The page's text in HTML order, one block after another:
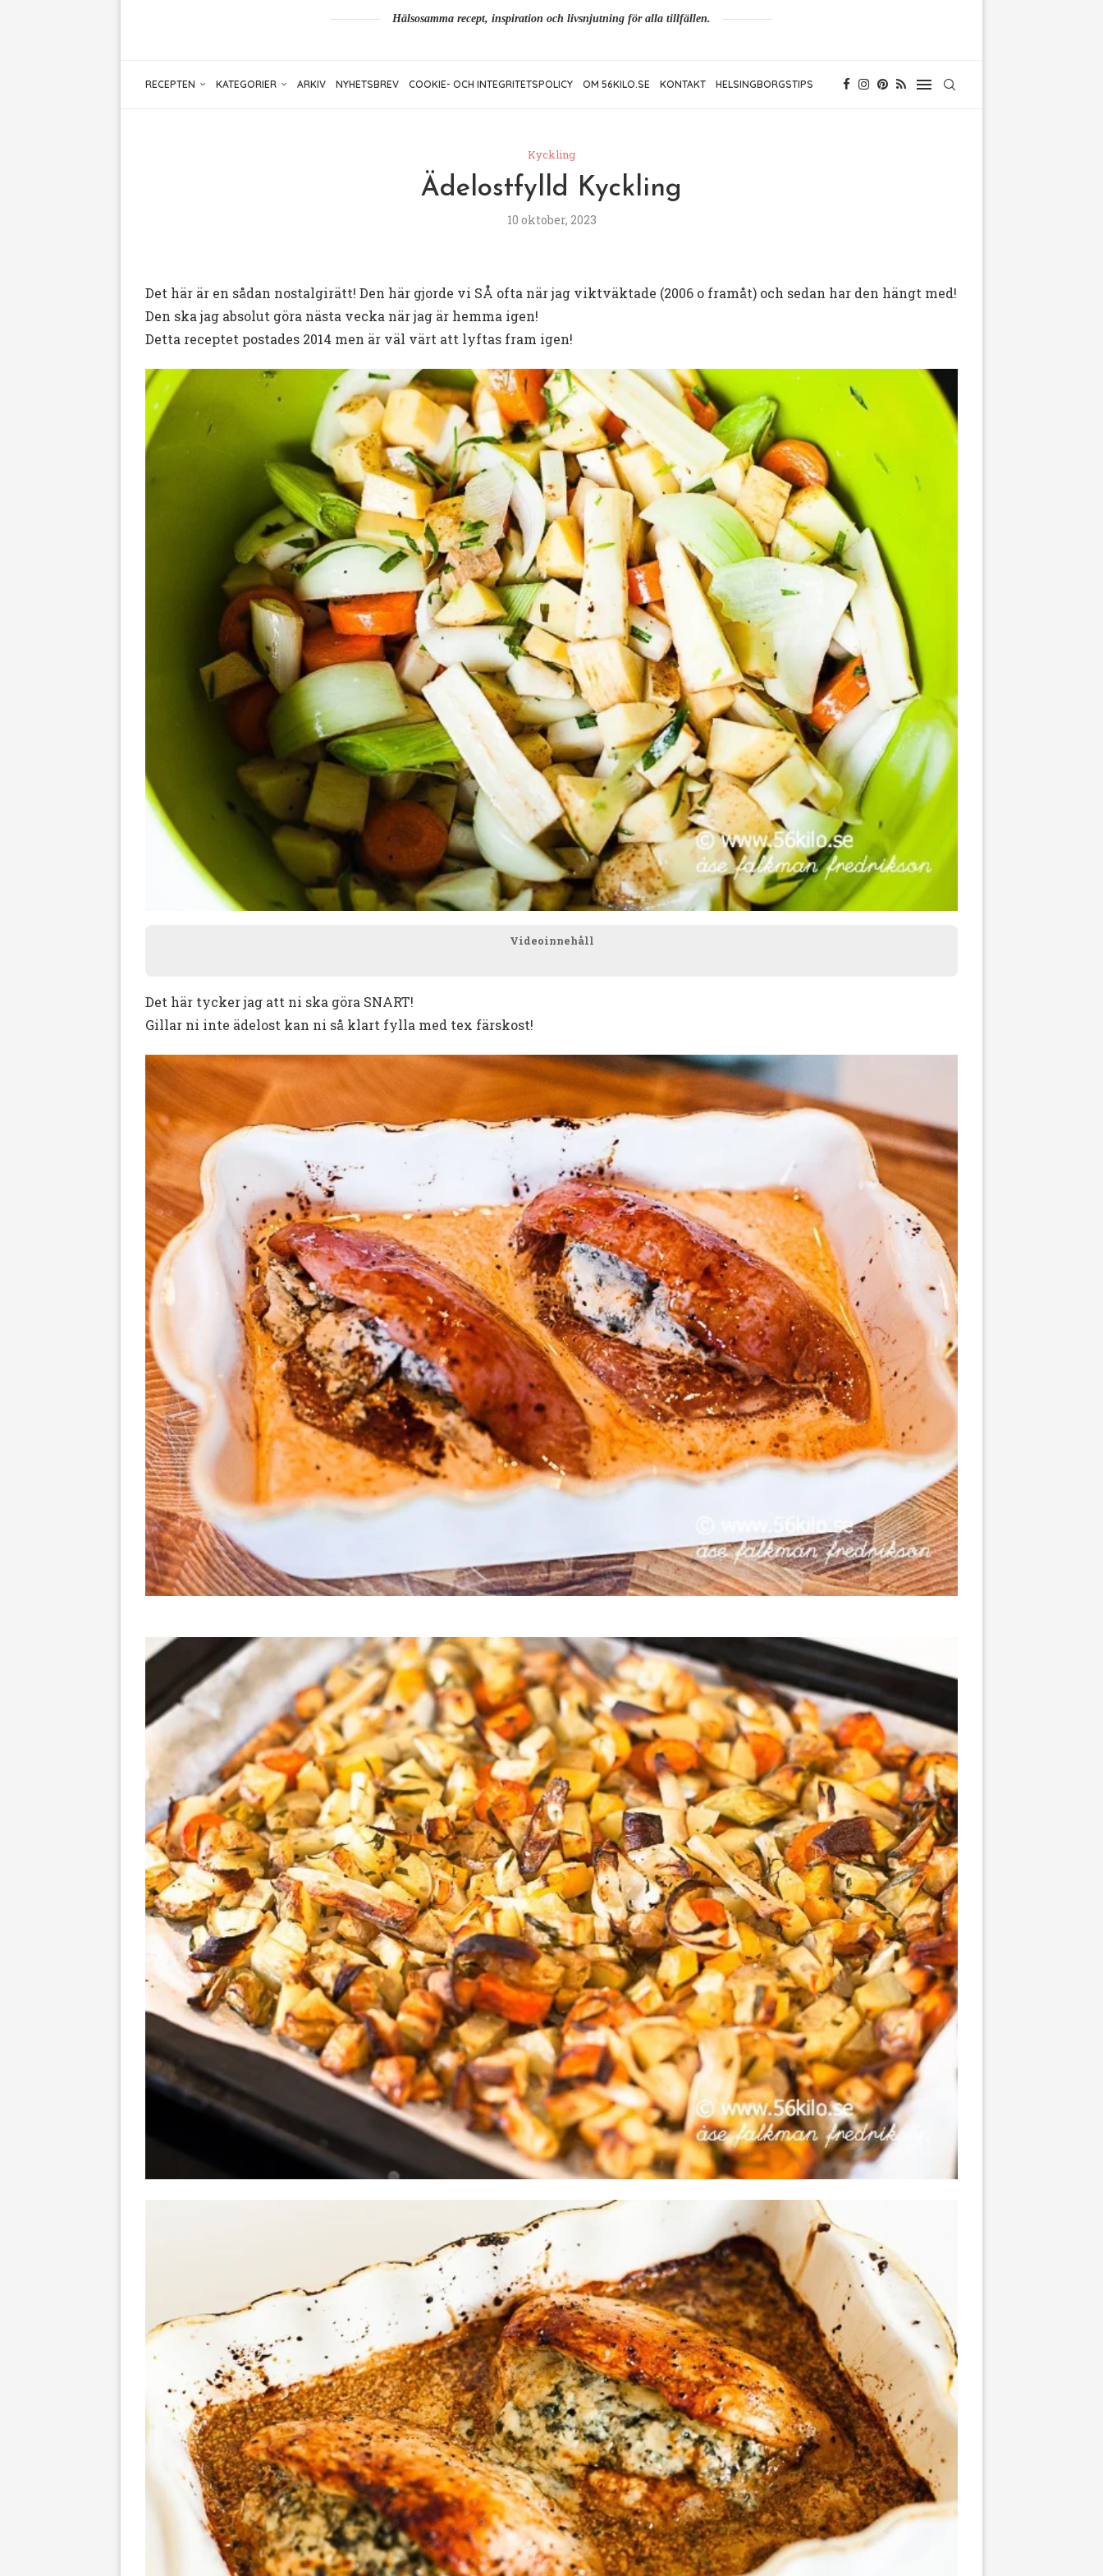
Hälsosamma recept, inspiration och livsnjutning för alla tillfällen.
RECEPTEN KATEGORIER ARKIV NYHETSBREV COOKIE- OCH INTEGRITETSPOLICY OM 56KILO.SE KONTAKT HELSINGBORGSTIPS
Kyckling
Ädelostfylld Kyckling
10 oktober, 2023
Det här är en sådan nostalgirätt! Den här gjorde vi SÅ ofta när jag viktväktade (2006 o framåt) och sedan har den hängt med!
Den ska jag absolut göra nästa vecka när jag är hemma igen!
Detta receptet postades 2014 men är väl värt att lyftas fram igen!
Videoinnehåll
Det här tycker jag att ni ska göra SNART!
Gillar ni inte ädelost kan ni så klart fylla med tex färskost!